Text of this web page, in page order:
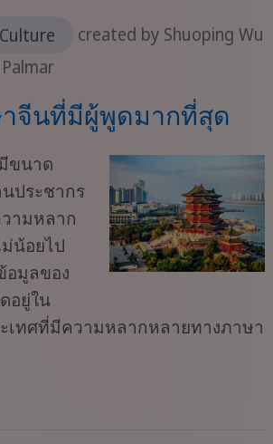
created by Shuoping Wu
าจีนที่มีผู้พูดมากที่สุด
ขนาด
ประชากร
ามหลาก
น้อยไป
อมูลของ
อยู่ใน
เทศที่มีความหลากหลายทางภาษา